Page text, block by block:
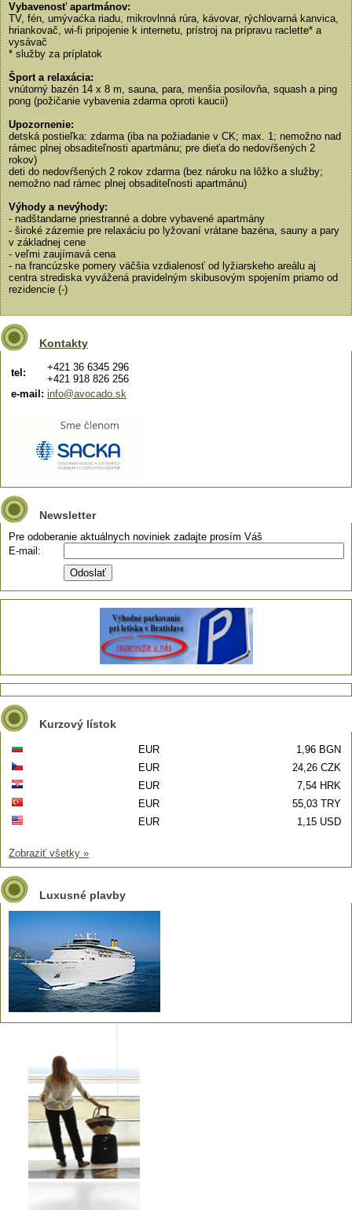
Vybavenosť apartmánov:
TV, fén, umývaćka riadu, mikrovlnná rúra, kávovar, rýchlovarná kanvica,
hriankovač, wi-fi pripojenie k internetu, prístroj na prípravu raclette* a
vysávač
* služby za príplatok
Šport a relaxácia:
vnútorný bazén 14 x 8 m, sauna, para, menšia posilovňa, squash a ping
pong (požičanie vybavenia zdarma oproti kaucii)
Upozornenie:
detská postieľka: zdarma (iba na požiadanie v CK; max. 1; nemožno nad
rámec plnej obsaditeľnosti apartmánu; pre dieťa do nedovŕšených 2
rokov)
deti do nedovŕšených 2 rokov zdarma (bez nároku na lôžko a služby;
nemožno nad rámec plnej obsaditeľnosti apartmánu)
Výhody a nevýhody:
- nadštandarne priestranné a dobre vybavené apartmány
- široké zázemie pre relaxáciu po lyžovaní vrátane bazéna, sauny a pary
v základnej cene
- veľmi zaujímavá cena
- na francúzske pomery väčšia vzdialenosť od lyžiarskeho areálu aj
centra strediska vyvážená pravidelným skibusovým spojením priamo od
rezidencie (-)
Kontakty
tel:
+421 36 6345 296
+421 918 826 256
e-mail: info@avocado.sk
Newsletter
Pre odoberanie aktuálnych noviniek zadajte prosím Váš
E-mail:
Kurzový lístok
EUR
1,96 BGN
EUR
24,26 CZK
EUR
7,54 HRK
EUR
55,03 TRY
EUR
1,15 USD
Zobraziť všetky »
Luxusné plavby